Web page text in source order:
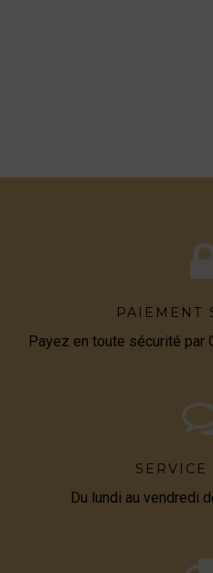
PAIEMENT
Payez en toute sécurité par
SERVICE
Du lundi au vendredi